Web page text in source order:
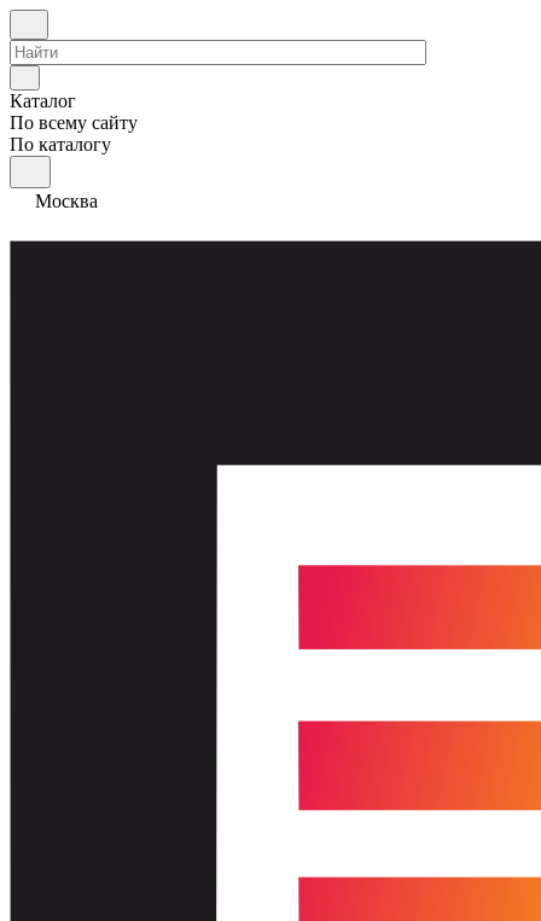
Каталог
По всему сайту
По каталогу
Москва